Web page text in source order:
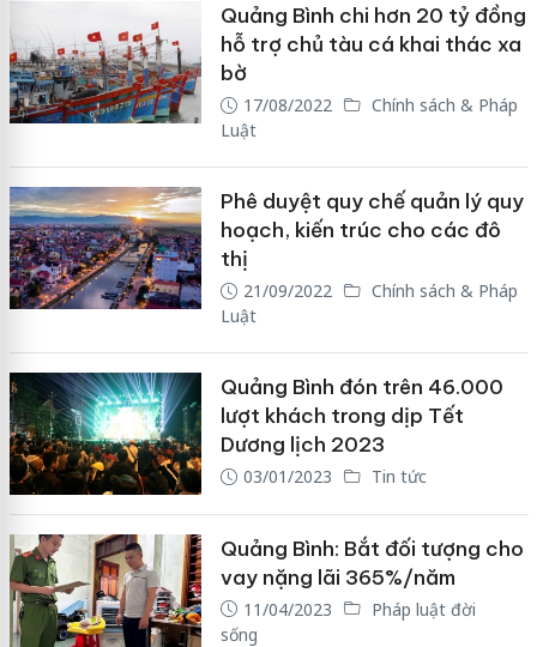
Quảng Bình chi hơn 20 tỷ đồng
hỗ trợ chủ tàu cá khai thác xa
bờ
17/08/2022
Chính sách & Pháp
Luật
Phê duyệt quy chế quản lý quy
hoạch, kiến trúc cho các đô
thị
21/09/2022
Chính sách & Pháp
Luật
Quảng Bình đón trên 46.000
lượt khách trong dịp Tết
Dương lịch 2023
03/01/2023 Tin tức
Quảng Bình: Bắt đối tượng cho
vay nặng lãi 365%/năm
11/04/2023
Pháp luật đời
sống